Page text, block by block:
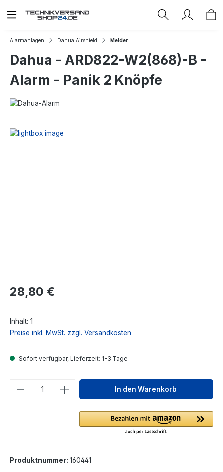
Zum Hauptinhalt springen
Alarmanlagen Dahua Airshield Melder
Dahua - ARD822-W2(868)-B -
Alarm - Panik 2 Knöpfe
Regulärer Preis:
28,80 €
Inhalt: 1
Preise inkl. MwSt. zzgl. Versandkosten
Sofort verfügbar, Lieferzeit: 1-3 Tage
Produkt Anzahl: Gib denIn den Warenkorb
Produktnummer: 160441